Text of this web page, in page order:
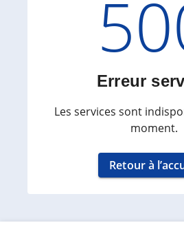
Erreur
Les services sont
moment.
Retour à